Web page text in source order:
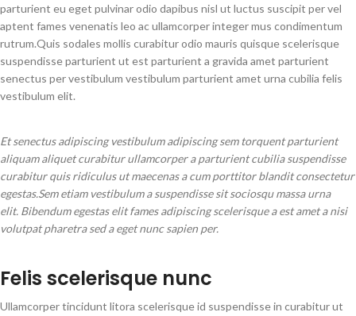
parturient eu eget pulvinar odio dapibus nisl ut luctus suscipit per vel
aptent fames venenatis leo ac ullamcorper integer mus condimentum
rutrum.Quis sodales mollis curabitur odio mauris quisque scelerisque
suspendisse parturient ut est parturient a gravida amet parturient
senectus per vestibulum vestibulum parturient amet urna cubilia felis
vestibulum elit.
Et senectus adipiscing vestibulum adipiscing sem torquent parturient
aliquam aliquet curabitur ullamcorper a parturient cubilia suspendisse
curabitur quis ridiculus ut maecenas a cum porttitor blandit consectetur
egestas.Sem etiam vestibulum a suspendisse sit sociosqu massa urna
elit. Bibendum egestas elit fames adipiscing scelerisque a est amet a nisi
volutpat pharetra sed a eget nunc sapien per.
Felis scelerisque nunc
Ullamcorper tincidunt litora scelerisque id suspendisse in curabitur ut